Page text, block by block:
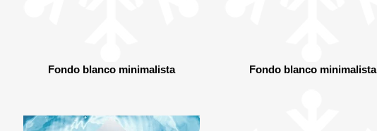
Fondo blanco minimalista Fondo blanco minimalista